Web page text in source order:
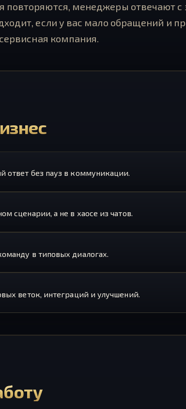
повторяются, менеджеры отвечают с
если у вас мало обращений и
компания.
ответ без пауз в коммуникации.
сценарии, а не в хаосе из чатов.
в типовых диалогах.
веток, интеграций и улучшений.